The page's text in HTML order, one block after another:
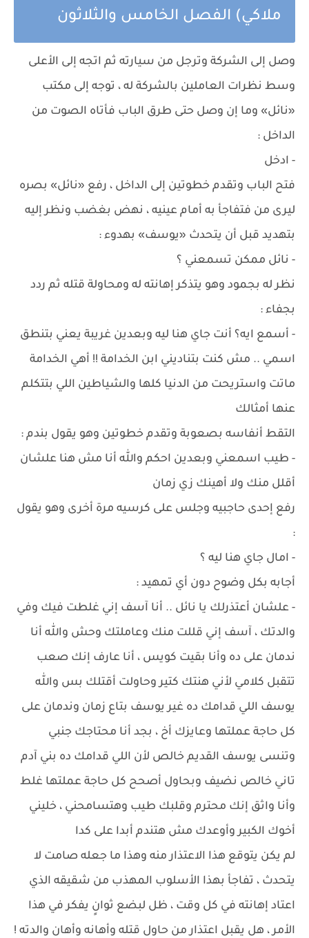
ملاكي) الفصل الخامس والثلاثون
وصل إلى الشركة وترجل من سيارته ثم اتجه إلى الأعلى
وسط نظرات العاملين بالشركة له ، توجه إلى مكتب
«نائل» وما إن وصل حتى طرق الباب فأتاه الصوت من
الداخل :
- ادخل
فتح الباب وتقدم خطوتين إلى الداخل ، رفع «نائل» بصره
ليرى من فتفاجأ به أمام عينيه ، نهض بغضب ونظر إليه
بتهديد قبل أن يتحدث «يوسف» بهدوء :
- نائل ممكن تسمعني ؟
نظر له بجمود وهو يتذكر إهانته له ومحاولة قتله ثم ردد
بجفاء :
- أسمع ايه؟ أنت جاي هنا ليه وبعدين غريبة يعني بتنطق
اسمي .. مش كنت بتناديني ابن الخدامة !! أهي الخدامة
ماتت واستريحت من الدنيا كلها والشياطين اللي بتتكلم
عنها أمثالك
التقط أنفاسه بصعوبة وتقدم خطوتين وهو يقول بندم :
- طيب اسمعني وبعدين احكم والله أنا مش هنا علشان
أقلل منك ولا أهينك زي زمان
رفع إحدى حاجبيه وجلس على كرسيه مرة أخرى وهو يقول
:
- امال جاي هنا ليه ؟
أجابه بكل وضوح دون أي تمهيد :
- علشان أعتذرلك يا نائل .. أنا آسف إني غلطت فيك وفي
والدتك ، آسف إني قللت منك وعاملتك وحش والله أنا
ندمان على ده وأنا بقيت كويس ، أنا عارف إنك صعب
تتقبل كلامي لأني هنتك كتير وحاولت أقتلك بس والله
يوسف اللي قدامك ده غير يوسف بتاع زمان وندمان على
كل حاجة عملتها وعايزك أخ ، بجد أنا محتاجك جنبي
وتنسى يوسف القديم خالص لأن اللي قدامك ده بني آدم
تاني خالص نضيف وبحاول أصحح كل حاجة عملتها غلط
وأنا واثق إنك محترم وقلبك طيب وهتسامحني ، خليني
أخوك الكبير وأوعدك مش هتندم أبدا على كدا
لم يكن يتوقع هذا الاعتذار منه وهذا ما جعله صامت لا
يتحدث ، تفاجأ بهذا الأسلوب المهذب من شقيقه الذي
اعتاد إهانته في كل وقت ، ظل لبضع ثوانٍ يفكر في هذا
الأمر ، هل يقبل اعتذار من حاول قتله وأهانه وأهان والدته !